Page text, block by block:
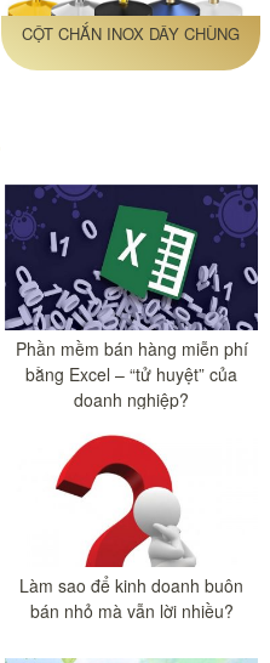
CỘT CHẮN INOX DÂY CHÙNG
Phần mềm bán hàng miễn phí
bằng Excel – “tử huyệt” của
doanh nghiệp?
Làm sao để kinh doanh buôn
bán nhỏ mà vẫn lời nhiều?